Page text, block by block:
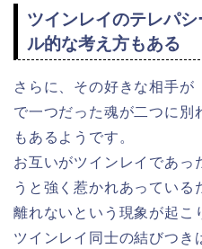
ツインレイのテレパ
ル的な考え方もある
さらに、その好きな相手が
で一つだった魂が二つに別
もあるようです。
お互いがツインレイであっ
うと強く惹かれあっている
離れないという現象が起こ
ツインレイ同士の結びつき